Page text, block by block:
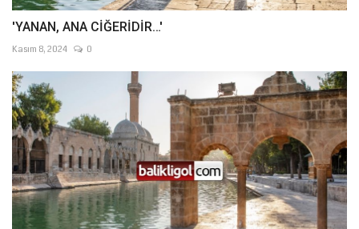
'YANAN, ANA CİĞERİDİR…'
Kasım 8, 2024 0